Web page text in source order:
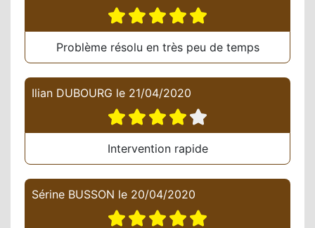
Problème résolu en très peu de temps
Ilian DUBOURG le 21/04/2020
Intervention rapide
Sérine BUSSON le 20/04/2020